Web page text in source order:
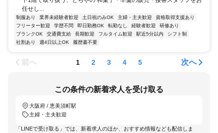
任せし...
制服あり 業界未経験者歓迎 土日祝のみOK 主婦・主夫歓迎
資格取得支援あり
フリーター歓迎
学歴不問 即日勤務OK 転勤なし 経験者歓迎
研修あり
ブランクOK
交通費支給 長期歓迎 フルタイム歓迎 駅近5分以内
シフト制
社割あり
週4日以上OK 履歴書不要
前へ 1 2 3 4 5 次へ
この条件の新着求人を受け取る
大阪府 / 恵美須町駅
主婦・主夫歓迎
「LINEで受け取る」では、新着求人のほか、おすすめ情報なども配信しま